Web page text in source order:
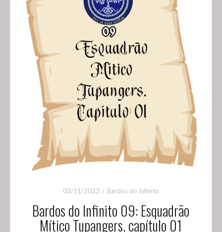
02/11/2023 Bardos do Infinito
Bardos do Infinito 09: Esquadrão
Mítico Tupangers, capítulo 01